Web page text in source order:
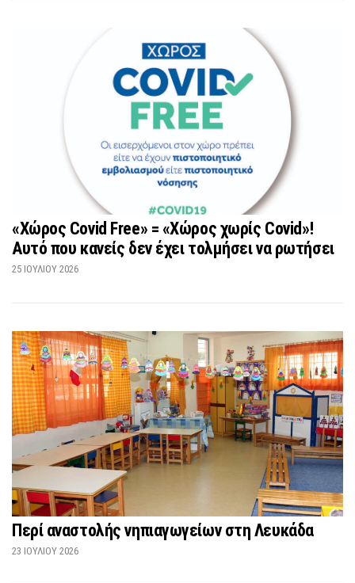
«Χώρος Covid Free» = «Χώρος χωρίς Covid»!
Αυτό που κανείς δεν έχει τολμήσει να ρωτήσει
25 ΙΟΥΛΊΟΥ 2026
Περί αναστολής νηπιαγωγείων στη Λευκάδα
23 ΙΟΥΛΊΟΥ 2026